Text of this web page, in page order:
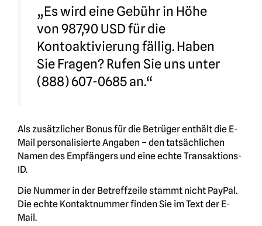
„Es wird eine Gebühr in Höhe
von 987,90 USD für die
Kontoaktivierung fällig. Haben
Sie Fragen? Rufen Sie uns unter
(888) 607-0685 an.“
Als zusätzlicher Bonus für die Betrüger enthält die E-
Mail personalisierte Angaben – den tatsächlichen
Namen des Empfängers und eine echte Transaktions-
ID.
Die Nummer in der Betreffzeile stammt nicht PayPal.
Die echte Kontaktnummer finden Sie im Text der E-
Mail.